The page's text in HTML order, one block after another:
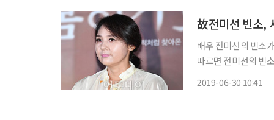
배우 전미선의 빈소가 서울아산병원에
따르면 전미선의 빈
2019-06-30 10:41